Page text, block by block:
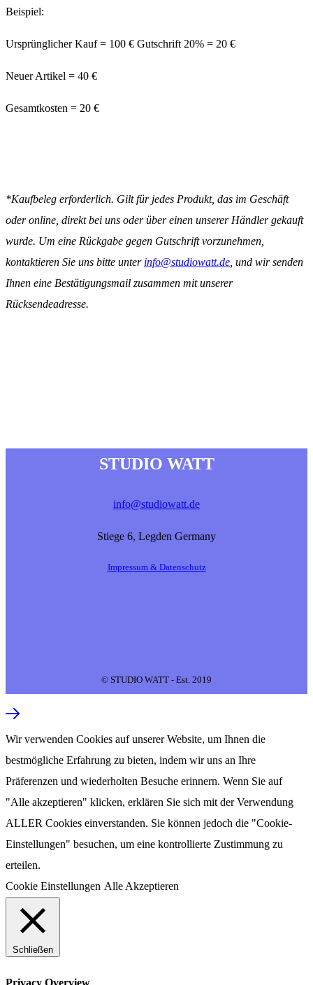
Beispiel:
Ursprünglicher Kauf = 100 € Gutschrift 20% = 20 €
Neuer Artikel = 40 €
Gesamtkosten = 20 €
*Kaufbeleg erforderlich. Gilt für jedes Produkt, das im Geschäft
oder online, direkt bei uns oder über einen unserer Händler gekauft
wurde. Um eine Rückgabe gegen Gutschrift vorzunehmen,
kontaktieren Sie uns bitte unter info@studiowatt.de , und wir senden
Ihnen eine Bestätigungsmail zusammen mit unserer
Rücksendeadresse.
STUDIO WATT
info@studiowatt.de
Stiege 6, Legden Germany
Impressum & Datenschutz
© STUDIO WATT - Est. 2019
Wir verwenden Cookies auf unserer Website, um Ihnen die
bestmögliche Erfahrung zu bieten, indem wir uns an Ihre
Präferenzen und wiederholten Besuche erinnern. Wenn Sie auf
"Alle akzeptieren" klicken, erklären Sie sich mit der Verwendung
ALLER Cookies einverstanden. Sie können jedoch die "Cookie-
Einstellungen" besuchen, um eine kontrollierte Zustimmung zu
erteilen.
Cookie Einstellungen Alle Akzeptieren
Schließen
Privacy Overview